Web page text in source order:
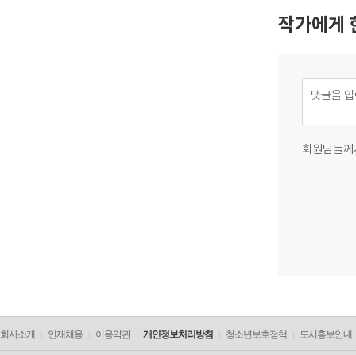
작가에게
회원님들
회사소개 인재채용 이용약관 개인정보처리방침 청소년보호정책 도서홍보안내